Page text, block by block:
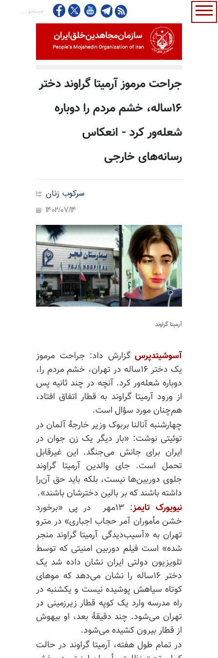
جراحت مرموز آرمیتا گراوند دختر
۱۶ساله، خشم مردم را دوباره
شعله‌ور کرد - انعکاس
رسانه‌های خارجی
سرکوب زنان
1402/07/14
آرمیتا گراوند
آسوشیتدپرس گزارش داد: جراحت مرموز
یک دختر ۱۶ساله در تهران، خشم مردم را،
دوباره شعله‌ور کرد. آنچه در چند ثانیه پس
از ورود آرمیتا گراوند به قطار اتفاق افتاد،
هم‌چنان مورد سؤال است.
چهارشنبه آنالنا بربوک وزیر خارجهٔ آلمان در
توئیتی نوشت: «بار دیگر یک زن جوان در
ایران برای جانش می‌جنگد. این غیرقابل
تحمل است. جای والدین آرمیتا گراوند
جلوی دوربین‌ها نیست، بلکه باید حق آن‌را
داشته باشند که بر بالین دخترشان باشند».
نیویورک تایمز: ۱۳
مهر در پی «برخورد
خشن مأموران آمر حجاب اجباری» در مترو
تهران به «آسیب‌دیدگی آرمیتا گراوند منجر
شده» است فیلم دوربین امنیتی که توسط
تلویزیون دولتی ایران نشان داده شد یک
دختر ۱۶ساله را نشان می‌دهد که موهای
کوتاه سیاهش پوشیده نیست و یکشنبه در
راه مدرسه وارد یک کوپه قطار زیرزمینی در
تهران می‌شود. چند دقیقهٔ بعد، او بیهوش
از قطار بیرون کشیده می‌شود.
در تمام طول هفته، آرمیتا گراوند در حالت